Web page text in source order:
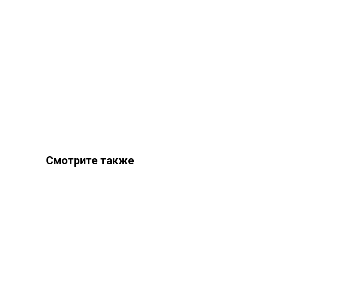
Смотрите также